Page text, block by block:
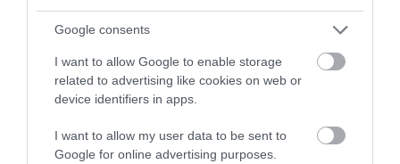
Google consents
I want to allow Google to enable storage
related to advertising like cookies on web or
device identifiers in apps.
I want to allow my user data to be sent to
Google for online advertising purposes.
nélküle folytatták a munkát.